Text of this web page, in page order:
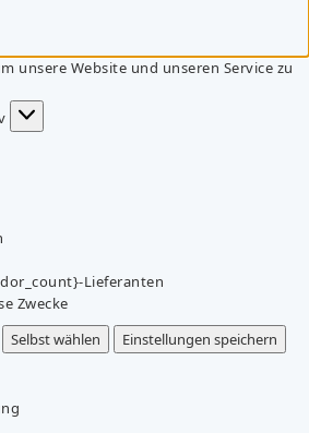
unsere Website und unseren Service zu
Lieferanten
Zwecke
Selbst wählen
Einstellungen speichern